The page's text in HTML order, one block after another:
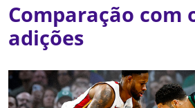
Comparação com
adições